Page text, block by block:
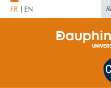
FR EN